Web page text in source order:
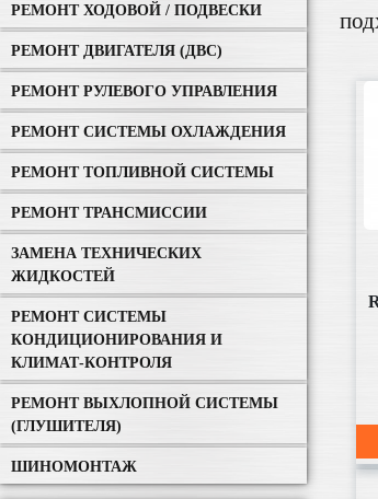
РЕМОНТ ХОДОВОЙ / ПОДВЕСКИ
РЕМОНТ ДВИГАТЕЛЯ (ДВС)
РЕМОНТ РУЛЕВОГО УПРАВЛЕНИЯ
РЕМОНТ СИСТЕМЫ ОХЛАЖДЕНИЯ
РЕМОНТ ТОПЛИВНОЙ СИСТЕМЫ
РЕМОНТ ТРАНСМИССИИ
ЗАМЕНА ТЕХНИЧЕСКИХ
ЖИДКОСТЕЙ
РЕМОНТ СИСТЕМЫ
КОНДИЦИОНИРОВАНИЯ И
КЛИМАТ-КОНТРОЛЯ
РЕМОНТ ВЫХЛОПНОЙ СИСТЕМЫ
(ГЛУШИТЕЛЯ)
ШИНОМОНТАЖ